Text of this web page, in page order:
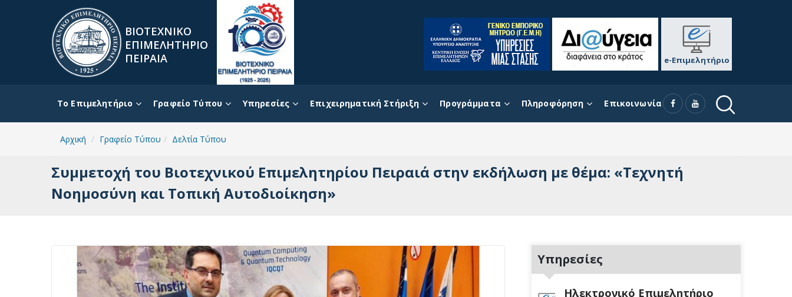
ΒΙΟΤΕΧΝΙΚΟ
ΕΠΙΜΕΛΗΤΗΡΙΟ
ΠΕΙΡΑΙΑ
e-Επιμελητήριο
To Επιμελητήριο Γραφείο Τύπου Υπηρεσίες Επιχειρηματική Στήριξη Προγράμματα Πληροφόρηση Επικοινωνία
Αρχική Γραφείο Τύπου Δελτία Τύπου
Συμμετοχή του Βιοτεχνικού Επιμελητηρίου Πειραιά στην εκδήλωση με θέμα: «Τεχνητή
Νοημοσύνη και Τοπική Αυτοδιοίκηση»
Υπηρεσίες
Ηλεκτρονικό Επιμελητήριο